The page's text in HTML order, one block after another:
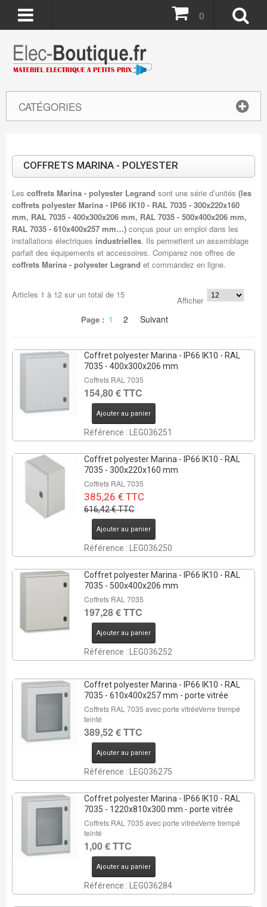
CATÉGORIES
0
COFFRETS MARINA - POLYESTER
Les coffrets Marina - polyester Legrand sont une série d’unités (les
coffrets polyester Marina - IP66 IK10 - RAL 7035 - 300x220x160
mm, RAL 7035 - 400x300x206 mm, RAL 7035 - 500x400x206 mm,
RAL 7035 - 610x400x257 mm…) conçus pour un emploi dans les
installations électriques industrielles. Ils permettent un assemblage
parfait des équipements et accessoires. Comparez nos offres de
coffrets Marina - polyester Legrand et commandez en ligne.
Articles 1 à 12sur un total de 15
Afficher
Page : 1 2 Suivant
Coffret polyester Marina - IP66 IK10 - RAL
7035 - 400x300x206 mm
Coffrets RAL 7035
154,80 € TTC
Ajouter au panier
Référence : LEG036251
Coffret polyester Marina - IP66 IK10 - RAL
7035 - 300x220x160 mm
Coffrets RAL 7035
385,26 € TTC
616,42 € TTC
Ajouter au panier
Référence : LEG036250
Coffret polyester Marina - IP66 IK10 - RAL
7035 - 500x400x206 mm
Coffrets RAL 7035
197,28 € TTC
Ajouter au panier
Référence : LEG036252
Coffret polyester Marina - IP66 IK10 - RAL
7035 - 610x400x257 mm - porte vitrée
Coffrets RAL 7035 avec porte vitréeVerre trempé
teinté
389,52 € TTC
Ajouter au panier
Référence : LEG036275
Coffret polyester Marina - IP66 IK10 - RAL
7035 - 1220x810x300 mm - porte vitrée
Coffrets RAL 7035 avec porte vitréeVerre trempé
teinté
1,00 € TTC
Ajouter au panier
Référence : LEG036284